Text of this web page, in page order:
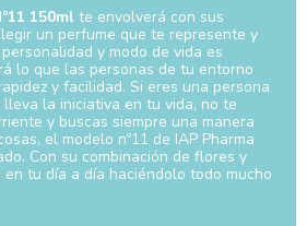
150ml te envolverá con sus
un perfume que te represente y
y modo de vida es
lo que las personas de tu entorno
y facilidad. Si eres una persona
la iniciativa en tu vida, no te
y buscas siempre una manera
el modelo nº11 de IAP Pharma
Con su combinación de flores y
tu día a día haciéndolo todo mucho